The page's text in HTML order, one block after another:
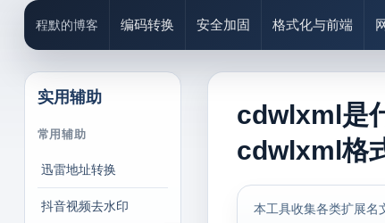
程默的博客 编码转换 安全加固 格式化与前端
实用辅助
常用辅助
迅雷地址转换
抖音视频去水印
cdwlxml是
cdwlxml格
本工具收集各类扩展名